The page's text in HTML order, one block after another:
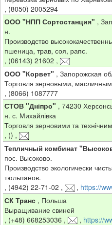
, (8050) 2005294
ООО "НПП Сортостанция" ,
н.
Производство
пшеница, трав, соя, рапс.
, (06143) 21602 ,
ООО "Корвет" , Запорожская
Торговля зерновыми,
, (8066) 1087777
СТОВ "Дніпро" , 74230
н. с. Михайлівка
Торговля зерновими та
, () ,
Тепличный комбинат
пос. Высоково.
Производство экологически
тюльпанов.
, (4942) 22-71-02 , , https://
СК Транс, Польша
Выращивание свиней
, (+48) 668253036 , , https://